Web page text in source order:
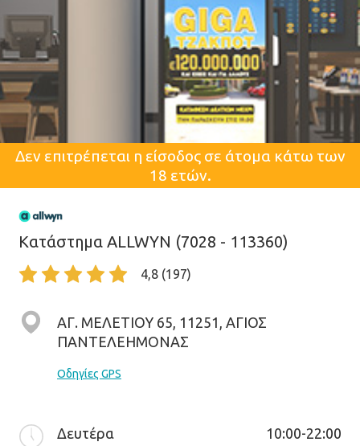
Δεν επιτρέπεται η είσοδος σε άτομα κάτω των
18 ετών.
Κατάστημα ALLWYN (7028 - 113360)
4,8 (197)
ΑΓ. ΜΕΛΕΤΙΟΥ 65, 11251, ΑΓΙΟΣ
ΠΑΝΤΕΛΕΗΜΟΝΑΣ
Οδηγίες GPS
Δευτέρα
10:00-22:00